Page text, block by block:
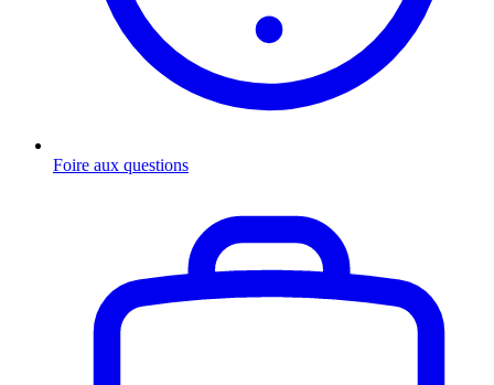
Foire aux questions